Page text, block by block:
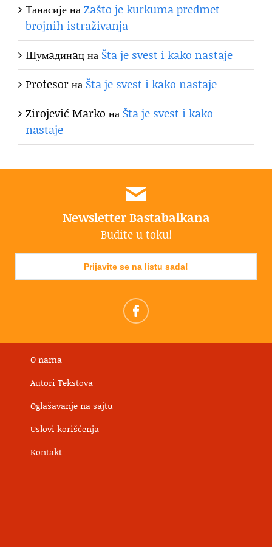
ТанасијенаZašto je kurkuma predmet
brojnih istraživanja
Шумaдинaцна Šta je svest i kako nastaje
Profesorна Šta je svest i kako nastaje
Zirojević Marko на Šta je svest i kako
nastaje
Newsletter Bastabalkana
Budite u toku!
Prijavite se na listu sada!
O nama
Autori Tekstova
Oglašavanje na sajtu
Uslovi korišćenja
Kontakt